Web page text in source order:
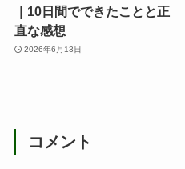
｜10日間でできたことと正
直な感想
2026年6月13日
コメント